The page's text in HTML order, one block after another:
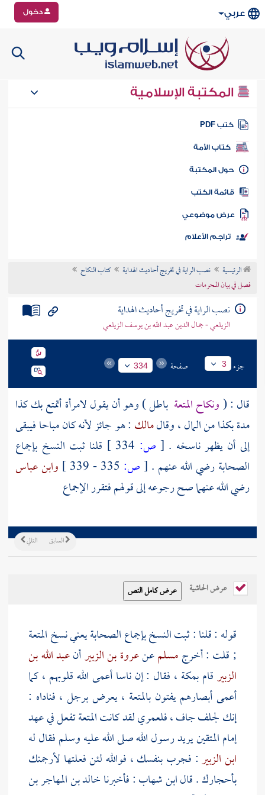
عربي دخول
المكتبة الإسلامية
كتب PDF
كتاب الأمة
المكتبة
الكتب
موضوعي
تراجم الأعلام
الرئيسية نصب الراية في تخريج أحاديث الهداية
كتاب النكاح
فصل في بيان المحرمات
نصب الراية في تخريج أحاديث الهداية
الزيلعي - جمال الدين عبد الله بن يوسف الزيلعي
جزء 3 صفحة 334
قال : (ونكاح المتعة باطل ) وهو أن يقول لامرأة أتمتع بك كذا
مدة بكذا من المال ، وقالمالك : هو جائز لأنه كان مباحا فيبقى
إلى أن يظهر ناسخه . [ ص:
قلنا ثبت النسخ بإجماع
الصحابة رضي الله عنهم . [ص:
وابن عباس
رضي الله عنهما صح رجوعه إلى قولهم فتقرر الإجماع
التالي السابق
عرض الحاشية
قوله : قلنا : ثبت النسخ بإجماع الصحابة يعني نسخ المتعة
; قلت : أخرجمسلمعنعروة بن الزبيرأنعبد الله بن
الزبيرقامبمكة ، فقال : إن ناسا أعمى الله قلوبهم ، كما
أعمى أبصارهم يفتون بالمتعة ، يعرض برجل ، فناداه :
إنك لجلف جاف ، فلعمري لقد كانت المتعة تفعل في عهد
إمام المتقين يريد رسول الله صلى الله عليه وسلم فقال له
ابن الزبير: فجرب بنفسك ، فوالله لئن فعلتها لأرجمنك
بأحجارك . قالابن شهاب: فأخبرناخالد بن المهاجر بن